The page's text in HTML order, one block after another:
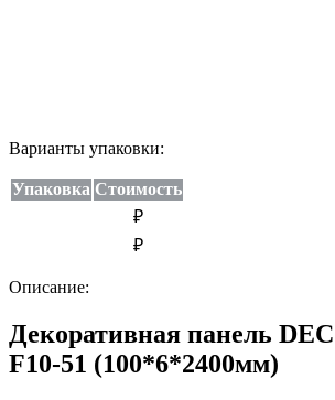
Варианты упаковки:
Упаковка Стоимость
₽
₽
Описание:
Декоративная панель
F10-51 (100*6*2400мм)